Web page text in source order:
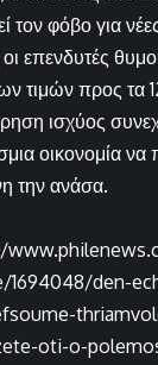
τον φόβο για
επενδυτές
τιμών προς τα
ισχύος
οικονομία να
την ανάσα.
1694048/den-
oti-o-